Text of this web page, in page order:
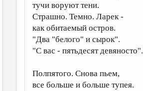
тучи воруют тени.
Страшно. Темно. Ларек -
как обитаемый остров.
"Два "белого" и сырок".
"С вас - пятьдесят девяносто".
Полпятого. Снова пьем,
все больше и больше тупея.